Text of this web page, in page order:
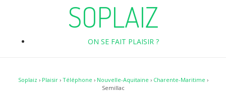
SOPLAIZ
ON SE FAIT PLAISIR ?
Soplaiz › Plaisir› Téléphone › Nouvelle-Aquitaine › Charente-Maritime ›
Semillac